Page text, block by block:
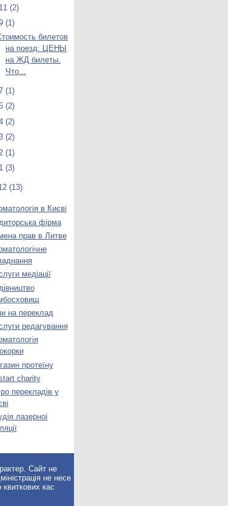
11(2)
(1)
билетов
на поезд: ЦЕНЫ
на ЖД билеты.
Что...
(1)
(2)
(2)
(2)
2(1)
1(3)
(13)
в Києві
фірма
прав в Литве
медіації
на переклад
редагування
протеїну
charity
перекладів у
лазерної
Сайт не
не несе
кас